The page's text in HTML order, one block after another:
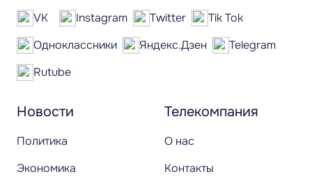
Новости
Политика
Экономика
Телекомпания
О нас
Контакты
VK Instagram Twitter
Tik Tok
Одноклассники
Яндекс.Дзен
Telegram
Rutube